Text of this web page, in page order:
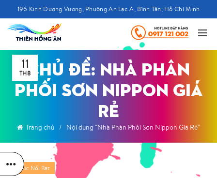
196 Kinh Dương Vương, Phường An Lạc A, Bình Tân, Hồ Chí Minh
CHỦ ĐỀ: NHÀ PHÂN
PHỐI SƠN NIPPON GIÁ
RẺ
Trang chủ Nội dung "Nhà Phân Phối Sơn Nippon Giá Rẻ"
11
TH8
Tin Tức Nổi Bật